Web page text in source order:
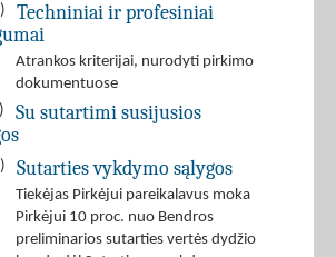
Techniniai ir profesiniai
Atrankos kriterijai, nurodyti pirkimo
dokumentuose
Su sutartimi susijusios
Sutarties vykdymo sąlygos
Tiekėjas Pirkėjui pareikalavus moka
Pirkėjui 10 proc. nuo Bendros
preliminarios sutarties vertės dydžio